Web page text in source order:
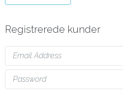
Registrerede kunder